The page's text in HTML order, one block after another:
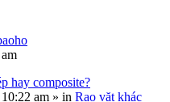
hay composite?
am » in Rao vặt khác